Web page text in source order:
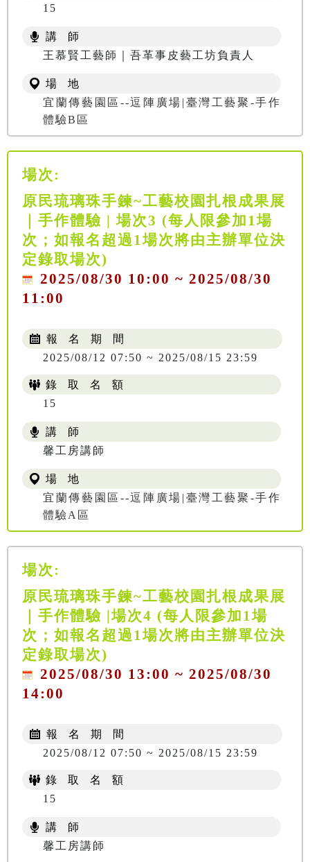
15
講 師
王慕賢工藝師｜吾革事皮藝工坊負責人
場 地
宜蘭傳藝園區--逗陣廣場|臺灣工藝聚-手作
體驗B區
場次:
原民琉璃珠手鍊~工藝校園扎根成果展
｜手作體驗 | 場次3 (每人限參加1場
次；如報名超過1場次將由主辦單位決
定錄取場次)
2025/08/30 10:00 ~ 2025/08/30
11:00
報 名 期 間
2025/08/12 07:50 ~ 2025/08/15 23:59
錄 取 名 額
15
講 師
馨工房講師
場 地
宜蘭傳藝園區--逗陣廣場|臺灣工藝聚-手作
體驗A區
場次:
原民琉璃珠手鍊~工藝校園扎根成果展
｜手作體驗 |場次4 (每人限參加1場
次；如報名超過1場次將由主辦單位決
定錄取場次)
2025/08/30 13:00 ~ 2025/08/30
14:00
報 名 期 間
2025/08/12 07:50 ~ 2025/08/15 23:59
錄 取 名 額
15
講 師
馨工房講師